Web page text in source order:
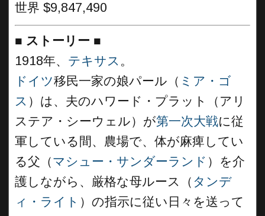
世界 $9,847,490
■ ストーリー ■
1918年、 テキサス 。
ドイツ移民一家の娘パール（ ミア・ゴ
ス ）は、夫のハワード・プラット（アリ
ステア・シーウェル）が第一次大戦に従
軍している間、農場で、体が麻痺してい
る父（マシュー・サンダーランド ）を介
護しながら、厳格な母ルース（ タンデ
ィ・ライト ）の指示に従い日々を送って